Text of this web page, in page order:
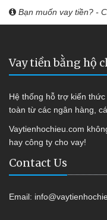
Bạn muốn vay tiền? -
Vay tiền bằng hộ
Hệ thống hỗ trợ kiến
toàn từ các ngân hàng,
Vaytienhochieu.com
hay công ty cho vay!
Contact Us
Email: